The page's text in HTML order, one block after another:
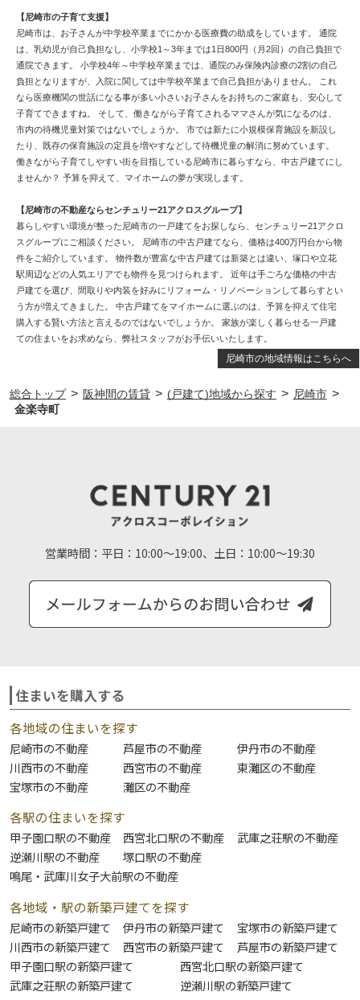
尼崎市の地域情報はこちらへ
【尼崎市の子育て支援】
尼崎市は、お子さんが中学校卒業までにかかる医療費の助成をしています。 通院
は、乳幼児が自己負担なし、小学校1～3年までは1日800円（月2回）の自己負担で
通院できます。 小学校4年～中学校卒業までは、通院のみ保険内診療の2割の自己
負担となりますが、入院に関しては中学校卒業まで自己負担がありません。 これ
なら医療機関の世話になる事が多い小さいお子さんをお持ちのご家庭も、安心して
子育てできますね。 そして、働きながら子育てされるママさんが気になるのは、
市内の待機児童対策ではないでしょうか。 市では新たに小規模保育施設を新設し
たり、既存の保育施設の定員を増やすなどして待機児童の解消に努めています。
働きながら子育てしやすい街を目指している尼崎市に暮らすなら、中古戸建てにし
ませんか？ 予算を抑えて、マイホームの夢が実現します。
【尼崎市の不動産ならセンチュリー21アクロスグループ】
暮らしやすい環境が整った尼崎市の一戸建てをお探しなら、センチュリー21アクロ
スグループにご相談ください。 尼崎市の中古戸建てなら、価格は400万円台から物
件をご紹介しています。 物件数が豊富な中古戸建ては新築とは違い、塚口や立花
駅周辺などの人気エリアでも物件を見つけられます。 近年は手ごろな価格の中古
戸建てを選び、間取りや内装を好みにリフォーム・リノベーションして暮らすとい
う方が増えてきました。 中古戸建てをマイホームに選ぶのは、予算を抑えて住宅
購入する賢い方法と言えるのではないでしょうか。 家族が楽しく暮らせる一戸建
ての住まいをお求めなら、弊社スタッフがお手伝いいたします。
総合トップ > 阪神間の賃貸 > (戸建て)地域から探す > 尼崎市 >
金楽寺町
営業時間： 平日：10:00～19:00、土日：10:00～19:30
住まいを購入する
各地域の住まいを探す
尼崎市の不動産 芦屋市の不動産
伊丹市の不動産
川西市の不動産
西宮市の不動産
東灘区の不動産
宝塚市の不動産
灘区の不動産
各駅の住まいを探す
甲子園口駅の不動産 西宮北口駅の不動産
武庫之荘駅の不動産
逆瀬川駅の不動産
塚口駅の不動産
鳴尾・武庫川女子大前駅の不動産
各地域・駅の新築戸建てを探す
尼崎市の新築戸建て 伊丹市の新築戸建て
宝塚市の新築戸建て
川西市の新築戸建て
西宮市の新築戸建て
芦屋市の新築戸建て
甲子園口駅の新築戸建て
西宮北口駅の新築戸建て
武庫之荘駅の新築戸建て
逆瀬川駅の新築戸建て